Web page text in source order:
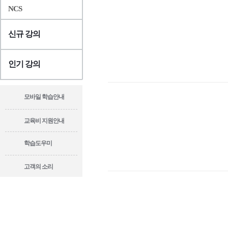
NCS
신규 강의
인기 강의
모바일 학습안내
교육비 지원안내
학습도우미
고객의 소리